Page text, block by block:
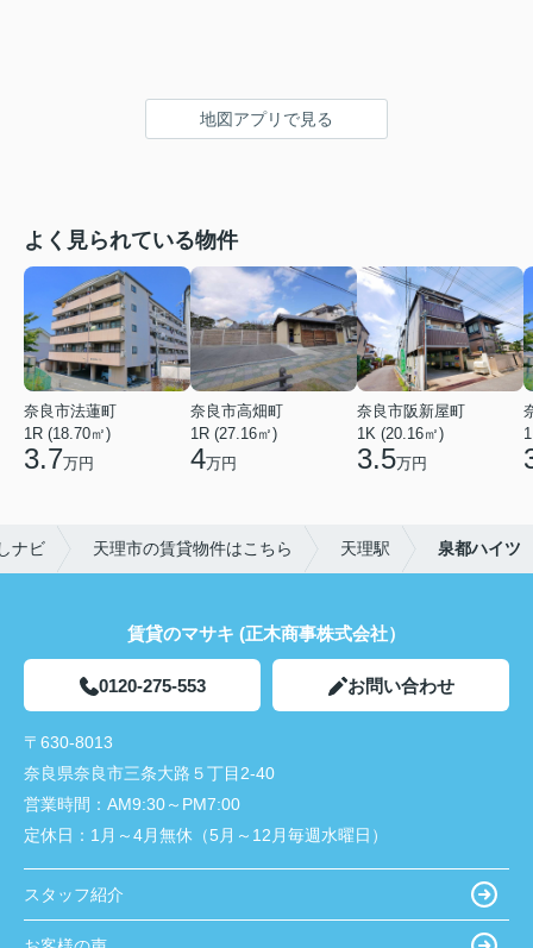
地図アプリで見る
よく見られている物件
奈良市法蓮町
1R (18.70㎡)
3.7万円
奈良市高畑町
1R (27.16㎡)
4万円
奈良市阪新屋町
1K (20.16㎡)
3.5万円
ナビ 天理市の賃貸物件はこちら 天理駅 泉都ハイツ
賃貸のマサキ (正木商事株式会社）
0120-275-553 お問い合わせ
〒630-8013
奈良県奈良市三条大路５丁目2-40
営業時間： AM9:30～PM7:00
定休日： 1月～4月無休（5月～12月毎週水曜日）
スタッフ紹介